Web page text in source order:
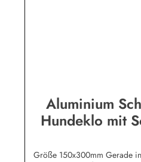
Aluminium
Hundeklo mit
Größe 150x300mm Gerade